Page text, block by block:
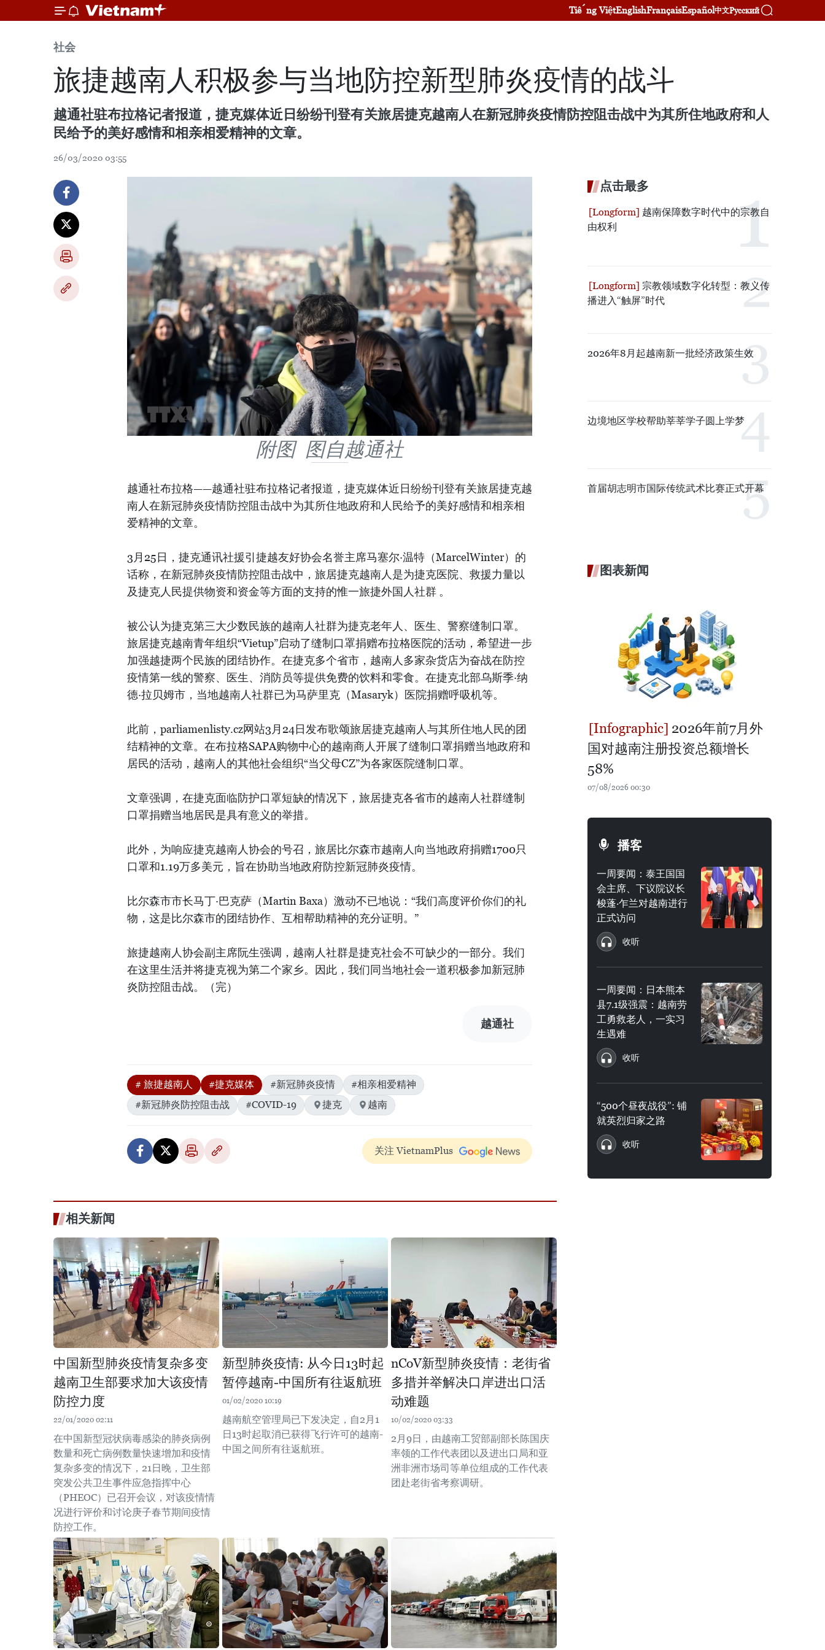
Tiếng ViệtEnglishFrançaisEspañol中文Русский
社会
旅捷越南人积极参与当地防控新型肺炎疫情的战斗
越通社驻布拉格记者报道，捷克媒体近日纷纷刊登有关旅居捷克越南人在新冠肺炎疫情防控阻击战中为其所住地政府和人
民给予的美好感情和相亲相爱精神的文章。
26/03/2020 03:55
附图 图自越通社
越通社布拉格——越通社驻布拉格记者报道，捷克媒体近日纷纷刊登有关旅居捷克越
南人在新冠肺炎疫情防控阻击战中为其所住地政府和人民给予的美好感情和相亲相
爱精神的文章。
3月25日，捷克通讯社援引捷越友好协会名誉主席马塞尔·温特（MarcelWinter）的
话称，在新冠肺炎疫情防控阻击战中，旅居捷克越南人是为捷克医院、救援力量以
及捷克人民提供物资和资金等方面的支持的惟一旅捷外国人社群 。
被公认为捷克第三大少数民族的越南人社群为捷克老年人、医生、警察缝制口罩。
旅居捷克越南青年组织“Vietup”启动了缝制口罩捐赠布拉格医院的活动，希望进一步
加强越捷两个民族的团结协作。在捷克多个省市，越南人多家杂货店为奋战在防控
疫情第一线的警察、医生、消防员等提供免费的饮料和零食。在捷克北部乌斯季·纳
德·拉贝姆市，当地越南人社群已为马萨里克（Masaryk）医院捐赠呼吸机等。
此前，parliamenlisty.cz网站3月24日发布歌颂旅居捷克越南人与其所住地人民的团
结精神的文章。在布拉格SAPA购物中心的越南商人开展了缝制口罩捐赠当地政府和
居民的活动，越南人的其他社会组织“当父母CZ”为各家医院缝制口罩。
文章强调，在捷克面临防护口罩短缺的情况下，旅居捷克各省市的越南人社群缝制
口罩捐赠当地居民是具有意义的举措。
此外，为响应捷克越南人协会的号召，旅居比尔森市越南人向当地政府捐赠1700只
口罩和1.19万多美元，旨在协助当地政府防控新冠肺炎疫情。
比尔森市市长马丁·巴克萨（Martin Baxa）激动不已地说：“我们高度评价你们的礼
物，这是比尔森市的团结协作、互相帮助精神的充分证明。”
旅捷越南人协会副主席阮生强调，越南人社群是捷克社会不可缺少的一部分。我们
在这里生活并将捷克视为第二个家乡。因此，我们同当地社会一道积极参加新冠肺
炎防控阻击战。（完）
越通社
# 旅捷越南人 #捷克媒体 #新冠肺炎疫情
#相亲相爱精神
#新冠肺炎防控阻击战
#COVID-19 捷克 越南
关注 VietnamPlus
相关新闻
中国新型肺炎疫情复杂多变
越南卫生部要求加大该疫情
防控力度
22/01/2020 02:11
在中国新型冠状病毒感染的肺炎病例
数量和死亡病例数量快速增加和疫情
复杂多变的情况下，21日晚，卫生部
突发公共卫生事件应急指挥中心
（PHEOC）已召开会议，对该疫情情
况进行评价和讨论庚子春节期间疫情
防控工作。
新型肺炎疫情: 从今日13时起
暂停越南-中国所有往返航班
01/02/2020 10:19
越南航空管理局已下发决定，自2月1
日13时起取消已获得飞行许可的越南-
中国之间所有往返航班。
nCoV新型肺炎疫情：老街省
多措并举解决口岸进出口活
动难题
10/02/2020 03:33
2月9日，由越南工贸部副部长陈国庆
率领的工作代表团以及进出口局和亚
洲非洲市场司等单位组成的工作代表
团赴老街省考察调研。
点击最多
越南保障数字时代中的宗教自
由权利
宗教领域数字化转型：教义传
播进入“触屏”时代
2026年8月起越南新一批经济政策生效
边境地区学校帮助莘莘学子圆上学梦
首届胡志明市国际传统武术比赛正式开幕
图表新闻
2026年前7月外
国对越南注册投资总额增长
58%
07/08/2026 00:30
播客
一周要闻：泰王国国
会主席、下议院议长
梭蓬·乍兰对越南进行
正式访问
收听
一周要闻：日本熊本
县7.1级强震：越南劳
工勇救老人，一实习
生遇难
收听
“500个昼夜战役”: 铺
就英烈归家之路
收听